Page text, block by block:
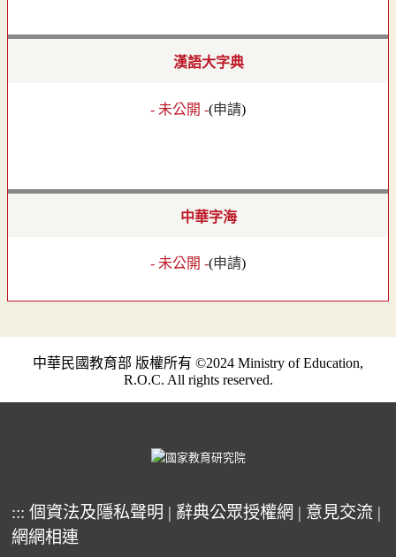
漢語大字典
- 未公開 -(申請)
中華字海
- 未公開 -(申請)
中華民國教育部 版權所有 ©2024 Ministry of Education,
R.O.C. All rights reserved.
::: 個資法及隱私聲明 | 辭典公眾授權網 | 意見交流 |
網網相連